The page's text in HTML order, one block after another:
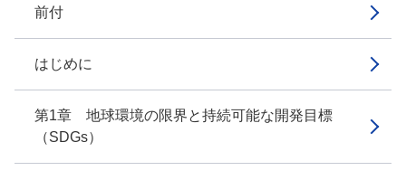
前付
はじめに
第1章 地球環境の限界と持続可能な開発目標
（SDGs）